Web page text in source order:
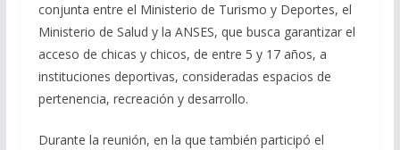
conjunta entre el Ministerio de Turismo y Deportes, el
Ministerio de Salud y la ANSES, que busca garantizar el
acceso de chicas y chicos, de entre 5 y 17 años, a
instituciones deportivas, consideradas espacios de
pertenencia, recreación y desarrollo.
Durante la reunión, en la que también participó el